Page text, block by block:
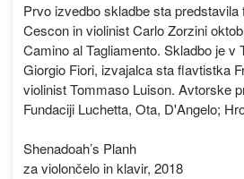
Prvo izvedbo skladbe sta
Cescon in violinist Carlo Zorzini
Camino al Tagliamento. Skladbo je v
Giorgio Fiori, izvajalca sta flavtistka
violinist Tommaso Luison. Avtorske
Fundaciji Luchetta, Ota, D'Angelo;
Shenadoah’s Planh
za violončelo in klavir, 2018